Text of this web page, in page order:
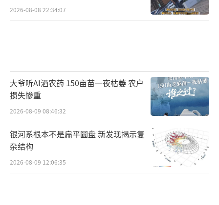
2026-08-08 22:34:07
大爷听AI洒农药 150亩苗一夜枯萎 农户
损失惨重
2026-08-09 08:46:32
银河系根本不是扁平圆盘 新发现揭示复
杂结构
2026-08-09 12:06:35